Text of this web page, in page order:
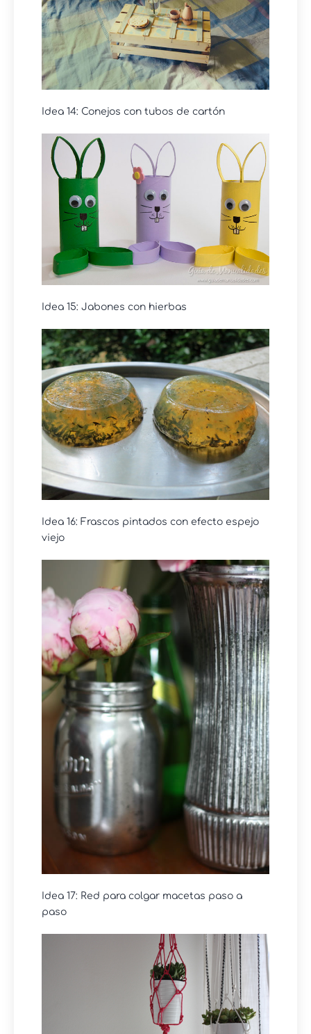
Idea 14: Conejos con tubos de cartón
Idea 15: Jabones con hierbas
Idea 16: Frascos pintados con efecto espejo
viejo
Idea 17: Red para colgar macetas paso a
paso